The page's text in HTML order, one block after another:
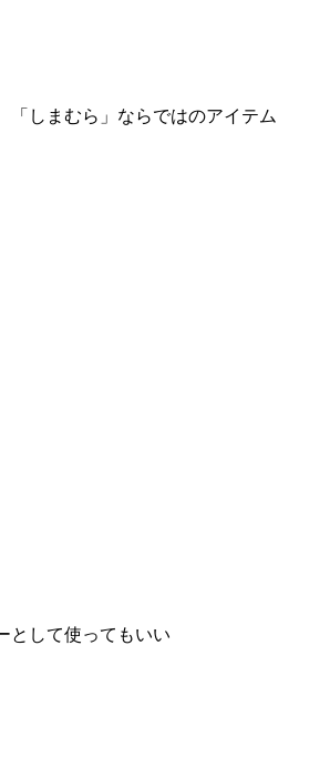
「しまむら」ならではのアイテム
として使ってもいい